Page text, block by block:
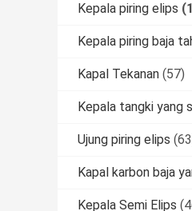
Kepala piring elips
Kepala piring baja
Kapal Tekanan (57)
Kepala tangki yang
Ujung piring elips
Kapal karbon baja
Kepala Semi Elips